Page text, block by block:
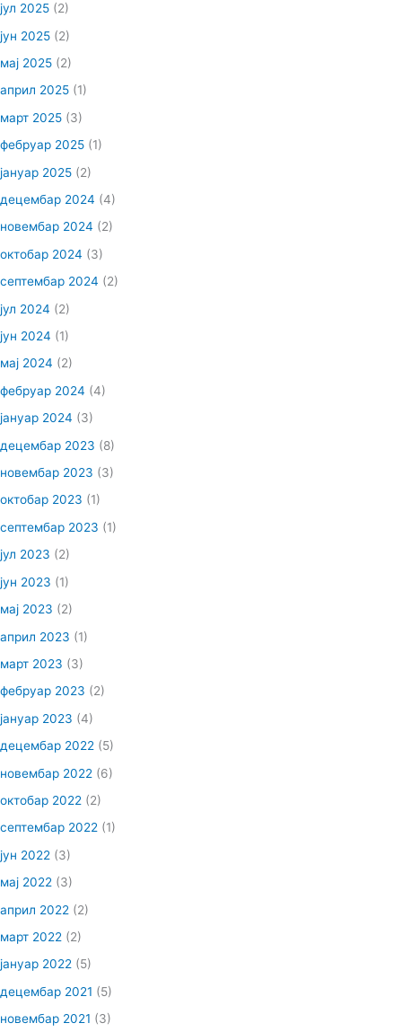
јул 2025 (2)
јун 2025 (2)
мај 2025 (2)
април 2025 (1)
март 2025 (3)
фебруар 2025 (1)
јануар 2025 (2)
децембар 2024 (4)
новембар 2024 (2)
октобар 2024 (3)
септембар 2024 (2)
јул 2024 (2)
јун 2024 (1)
мај 2024 (2)
фебруар 2024 (4)
јануар 2024 (3)
децембар 2023 (8)
новембар 2023 (3)
октобар 2023 (1)
септембар 2023 (1)
јул 2023 (2)
јун 2023 (1)
мај 2023 (2)
април 2023 (1)
март 2023 (3)
фебруар 2023 (2)
јануар 2023 (4)
децембар 2022 (5)
новембар 2022 (6)
октобар 2022 (2)
септембар 2022 (1)
јун 2022 (3)
мај 2022 (3)
април 2022 (2)
март 2022 (2)
јануар 2022 (5)
децембар 2021 (5)
новембар 2021 (3)